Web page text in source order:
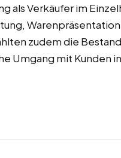
als Verkäufer im
Warenpräsentation
zudem die
Umgang mit Kunden